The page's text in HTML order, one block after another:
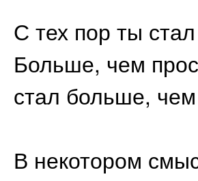
С тех пор ты
Больше, чем
стал больше,
В некотором